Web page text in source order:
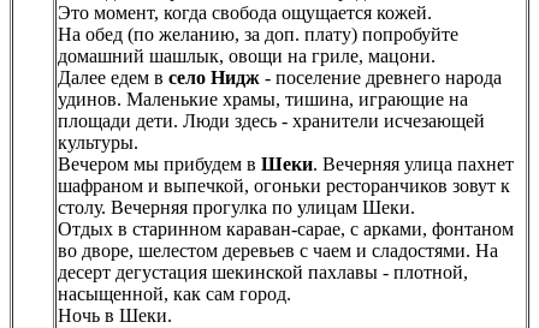
Это момент, когда свобода ощущается кожей.
На обед (по желанию, за доп. плату) попробуйте
домашний шашлык, овощи на гриле, мацони.
Далее едем в село Нидж - поселение древнего народа
удинов. Маленькие храмы, тишина, играющие на
площади дети. Люди здесь - хранители исчезающей
культуры.
Вечером мы прибудем в Шеки. Вечерняя улица пахнет
шафраном и выпечкой, огоньки ресторанчиков зовут к
столу. Вечерняя прогулка по улицам Шеки.
Отдых в старинном караван-сарае, с арками, фонтаном
во дворе, шелестом деревьев с чаем и сладостями. На
десерт дегустация шекинской пахлавы - плотной,
насыщенной, как сам город.
Ночь в Шеки.